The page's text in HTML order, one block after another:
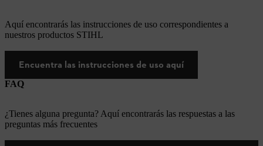
Aquí encontrarás las instrucciones de uso correspondientes a
nuestros productos STIHL
Encuentra las instrucciones de uso aquí
FAQ
¿Tienes alguna pregunta? Aquí encontrarás las respuestas a las
preguntas más frecuentes